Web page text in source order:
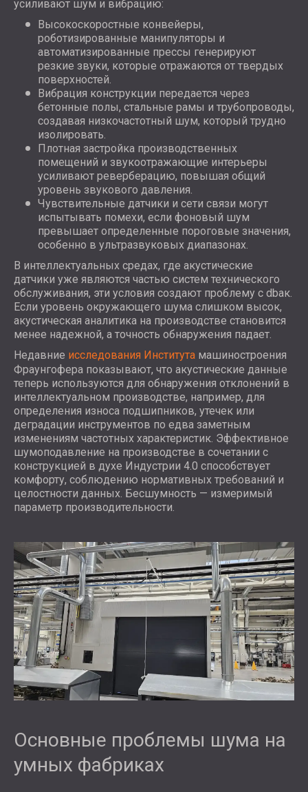
усиливают шум и вибрацию:
Высокоскоростные конвейеры,
роботизированные манипуляторы и
автоматизированные прессы генерируют
резкие звуки, которые отражаются от твердых
поверхностей.
Вибрация конструкции передается через
бетонные полы, стальные рамы и трубопроводы,
создавая низкочастотный шум, который трудно
изолировать.
Плотная застройка производственных
помещений и звукоотражающие интерьеры
усиливают реверберацию, повышая общий
уровень звукового давления.
Чувствительные датчики и сети связи могут
испытывать помехи, если фоновый шум
превышает определенные пороговые значения,
особенно в ультразвуковых диапазонах.
В интеллектуальных средах, где акустические
датчики уже являются частью систем технического
обслуживания, эти условия создают проблему с dbак.
Если уровень окружающего шума слишком высок,
акустическая аналитика на производстве становится
менее надежной, а точность обнаружения падает.
Недавние исследования Института машиностроения
Фраунгофера показывают, что акустические данные
теперь используются для обнаружения отклонений в
интеллектуальном производстве, например, для
определения износа подшипников, утечек или
деградации инструментов по едва заметным
изменениям частотных характеристик. Эффективное
шумоподавление на производстве в сочетании с
конструкцией в духе Индустрии 4.0 способствует
комфорту, соблюдению нормативных требований и
целостности данных. Бесшумность — измеримый
параметр производительности.
Основные проблемы шума на
умных фабриках